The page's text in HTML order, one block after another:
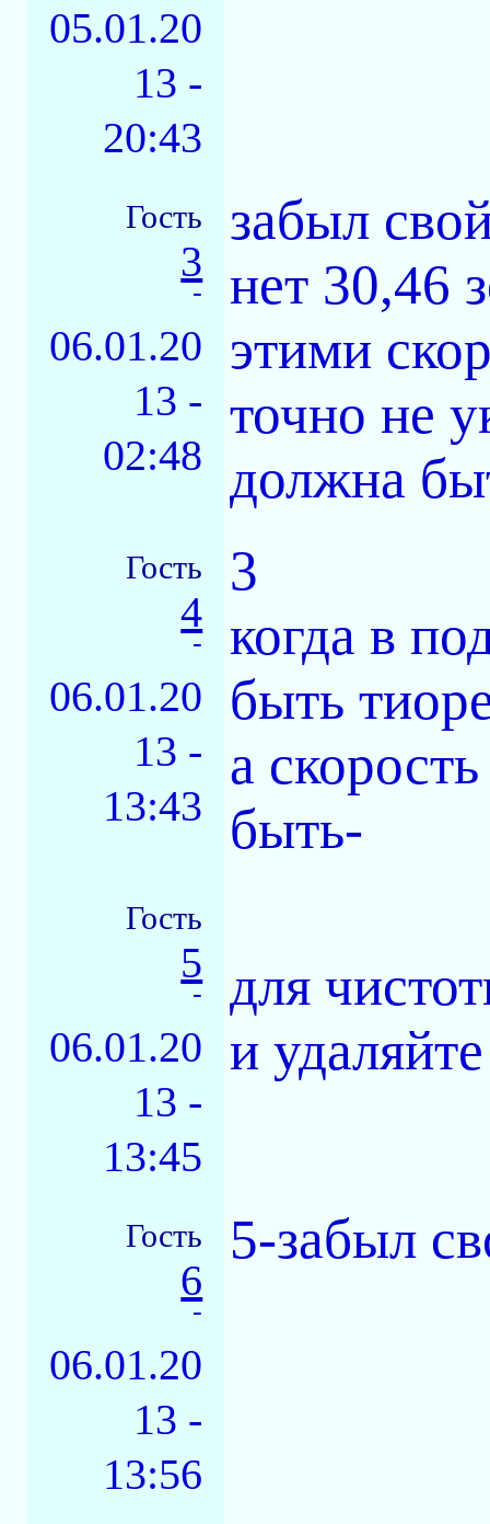
05.01.20
13 -
20:43
Гость
3
-
06.01.20
13 -
02:48
забыл
нет 30,46
этими
точно не
должна
Гость
4
-
06.01.20
13 -
13:43
3
когда в
быть
а
быть-
Гость
5
-
06.01.20
13 -
13:45
для
и
Гость
6
-
06.01.20
13 -
13:56
5-забыл